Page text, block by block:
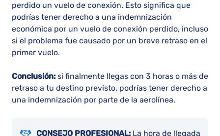
perdido un vuelo de conexión. Esto significa que
podrías tener derecho a una indemnización
económica por un vuelo de conexión perdido, incluso
si el problema fue causado por un breve retraso en el
primer vuelo.
Conclusión: si finalmente llegas con 3 horas o más de
retraso a tu destino previsto, podrías tener derecho a
una indemnización por parte de la aerolínea.
CONSEJO PROFESIONAL: La hora de llegada